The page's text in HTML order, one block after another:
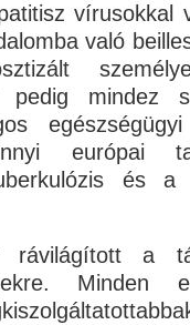
vírusokkal
való
pedig mindez
európai
és a
rávilágított a
Minden